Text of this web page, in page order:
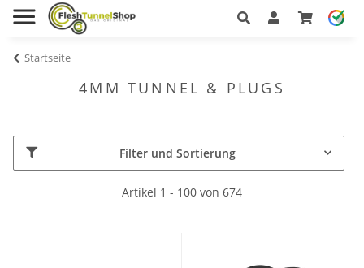
Startseite
4MM TUNNEL & PLUGS
Filter und Sortierung
Artikel 1 - 100 von 674